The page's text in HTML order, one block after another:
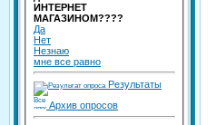
ИНТЕРНЕТ
МАГАЗИНОМ????
Да
Нет
Незнаю
мне все равно
Результаты
Архив опросов